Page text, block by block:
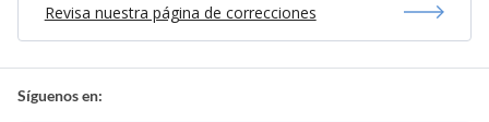
Revisa nuestra página de correcciones
Síguenos en: